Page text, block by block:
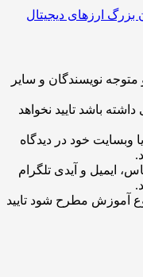
ارزهای دیجیتال
نویسندگان و سایر
باشد تایید نخواهد
خود در دیدگاه
و آیدی تلگرام
مطرح شود تایید